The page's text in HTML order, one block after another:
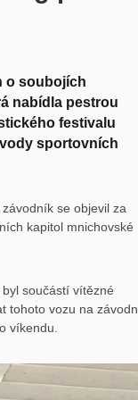
o soubojích
nabídla pestrou
festivalu
sportovních
se objevil za
kapitol mnichovské
součástí vítězné
tohoto vozu na
víkendu.